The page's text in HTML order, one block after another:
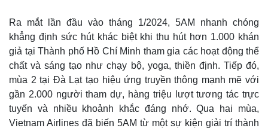
Ra mắt lần đầu vào tháng 1/2024, 5AM nhanh chóng
khẳng định sức hút khác biệt khi thu hút hơn 1.000 khán
giả tại Thành phố Hồ Chí Minh tham gia các hoạt động thể
chất và sáng tạo như chạy bộ, yoga, thiền định. Tiếp đó,
mùa 2 tại Đà Lạt tạo hiệu ứng truyền thông mạnh mẽ với
gần 2.000 người tham dự, hàng triệu lượt tương tác trực
tuyến và nhiều khoảnh khắc đáng nhớ. Qua hai mùa,
Vietnam Airlines đã biến 5AM từ một sự kiện giải trí thành